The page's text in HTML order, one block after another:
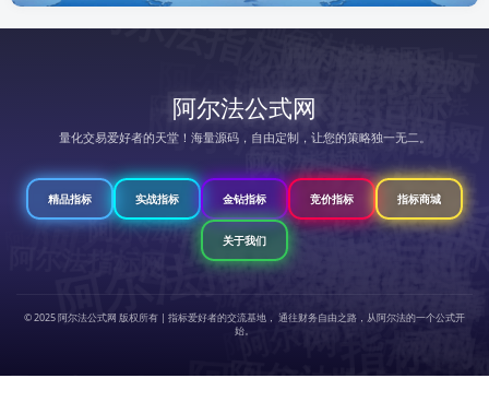
标
网
阿尔法指标网
阿尔法指标网
阿尔法指标网
阿
尔
法
指
标
网
阿尔法指标网
阿
尔
阿
尔
法
指
标
网
阿尔法指标网
阿尔法指标网法指
标网
阿尔法指标网
阿尔法指标网
阿尔法指标网
阿尔法指标网
阿
尔
法
指
标
网
阿尔法指标网
阿尔法指标网
阿尔法指标网
阿尔法指标网
阿尔法
指标网
阿尔法指标网
阿尔法指标网
阿尔法指标网
阿
阿尔法指标网
阿尔法指标网
阿尔法指标网
阿
阿
尔
法
指
标
网
阿尔法指标网阿
尔
法
指
标
指标网
阿
法
指
阿尔法
指标网
阿尔法指标网
阿尔法指标网
阿
尔
法
指
标
网 阿
阿
尔
法
指
标
网
阿尔法指标网阿
尔
法
指
标
网
阿尔法指标网
标
网
阿尔法指标网
阿
尔
法
指
标
网
阿尔法指标网
阿尔法指标网
阿尔法指标网
阿尔法指标网
阿尔法指标网
阿尔法指标网阿
尔
法
指
标
网
阿尔法公式网
量化交易爱好者的天堂！海量源码，自由定制，让您的策略独一无二。
精品指标 实战指标 金钻指标 竞价指标 指标商城
关于我们
© 2025 阿尔法公式网 版权所有 | 指标爱好者的交流基地， 通往财务自由之路，从阿尔法的一个公式开
始。